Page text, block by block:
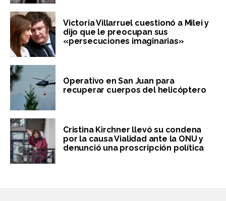
Victoria Villarruel cuestionó a Milei y
dijo que le preocupan sus
«persecuciones imaginarias»
Operativo en San Juan para
recuperar cuerpos del helicóptero
Cristina Kirchner llevó su condena
por la causa Vialidad ante la ONU y
denunció una proscripción política